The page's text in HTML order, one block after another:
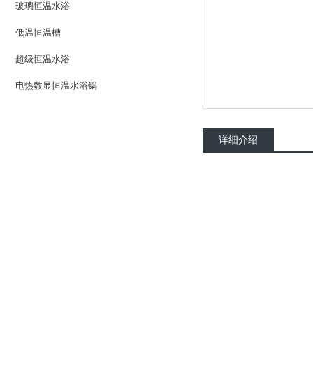
玻璃恒温水浴
低温恒温槽
超级恒温水浴
电热数显恒温水浴锅
详细介绍